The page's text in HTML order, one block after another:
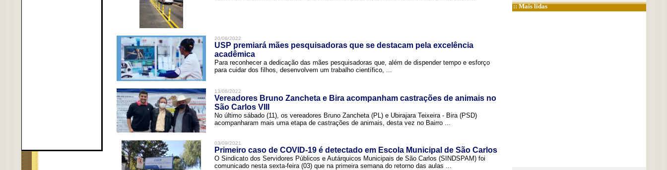
20/06/2022
USP premiará mães pesquisadoras que se destacam pela excelência
acadêmica
Para reconhecer a dedicação das mães pesquisadoras que, além de dispender tempo e esforço
para cuidar dos filhos, desenvolvem um trabalho científico, ...
13/06/2022
Vereadores Bruno Zancheta e Bira acompanham castrações de animais no
São Carlos VIII
No último sábado (11), os vereadores Bruno Zancheta (PL) e Ubirajara Teixeira - Bira (PSD)
acompanharam mais uma etapa de castrações de animais, desta vez no Bairro ...
03/09/2021
Primeiro caso de COVID-19 é detectado em Escola Municipal de São Carlos
O Sindicato dos Servidores Públicos e Autárquicos Municipais de São Carlos (SINDSPAM) foi
comunicado nesta sexta-feira (03) que na primeira semana do retorno das aulas ...
:: Mais lidas